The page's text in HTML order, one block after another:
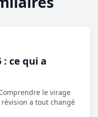
: ce qui a
le virage
a tout changé